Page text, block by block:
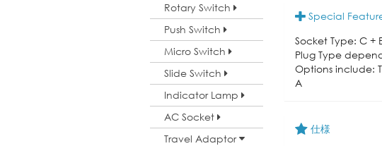
Rotary Switch
Push Switch
Micro Switch
Slide Switch
Indicator Lamp
AC Socket
Travel Adaptor
Special
Socket Type: C +
Plug Type
Options include:
A
仕様